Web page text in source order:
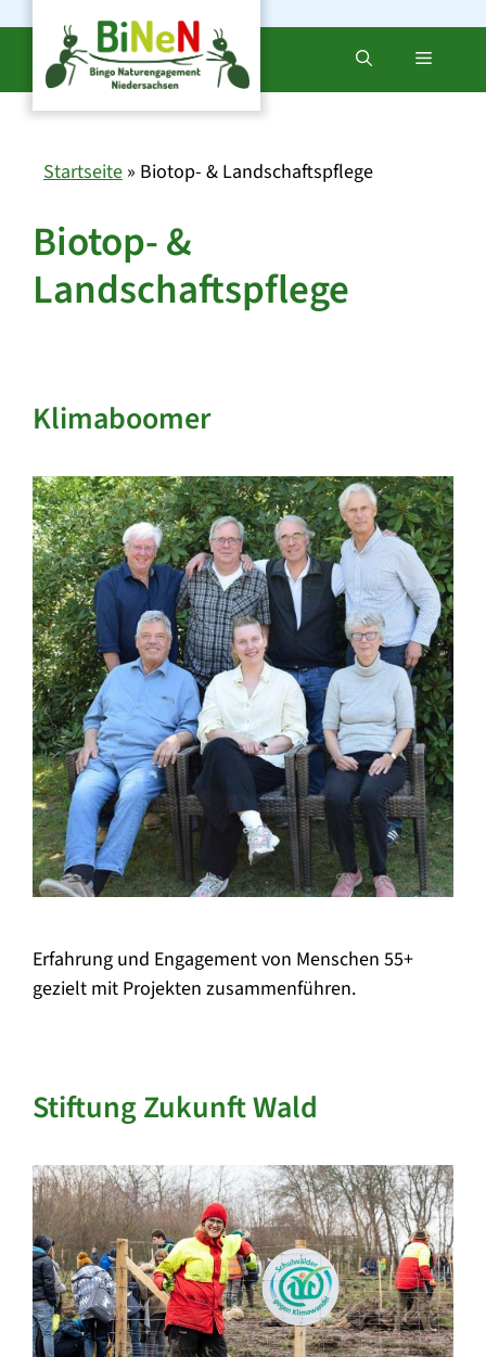
springen
Menü
Startseite » Biotop- & Landschaftspflege
Biotop- &
Landschaftspflege
Klimaboomer
Erfahrung und Engagement von Menschen 55+
gezielt mit Projekten zusammenführen.
Stiftung Zukunft Wald